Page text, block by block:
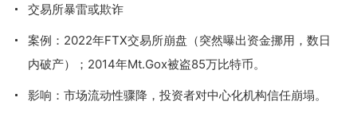
交易所暴雷或欺诈
案例：2022年FTX交易所崩盘（突然曝出资金挪用，数日
内破产）；2014年Mt.Gox被盗85万比特币。
影响：市场流动性骤降，投资者对中心化机构信任崩塌。